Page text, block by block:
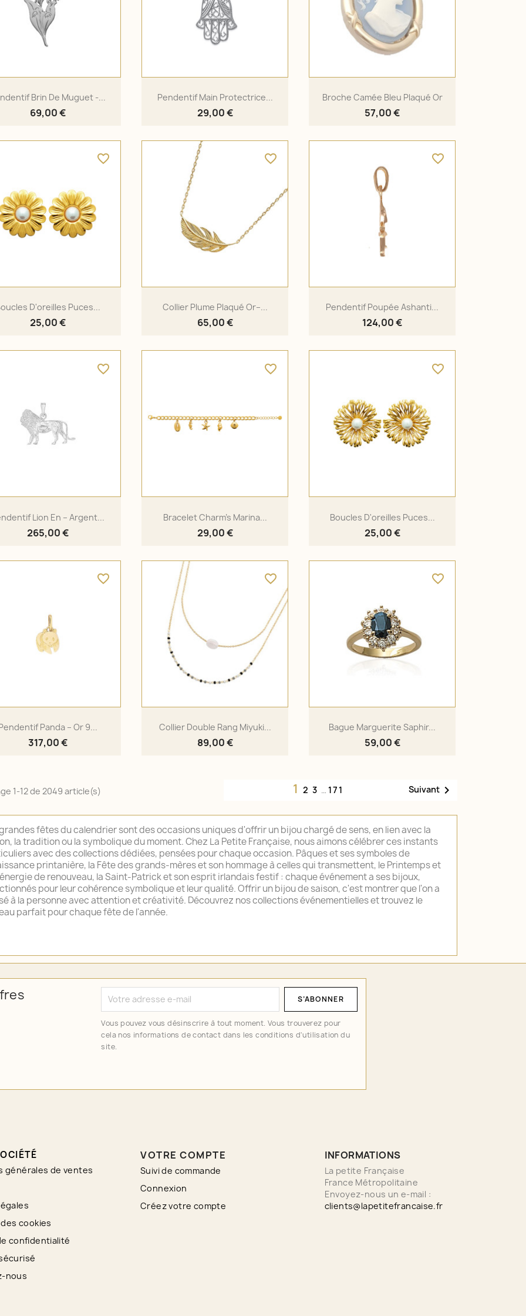
Brin De Muguet -...
69,00 €
Pendentif Main Protectrice...
29,00 €
Broche Camée Bleu Plaqué Or
57,00 €
D'oreilles Puces...
25,00 €
favorite_border
Collier Plume Plaqué Or–...
65,00 €
favorite_border
Pendentif Poupée Ashanti...
124,00 €
favorite_border
Lion En – Argent...
265,00 €
favorite_border
Bracelet Charm's Marina...
29,00 €
favorite_border
Boucles D'oreilles Puces...
25,00 €
favorite_border
Panda – Or 9...
317,00 €
favorite_border
Collier Double Rang Miyuki...
89,00 €
favorite_border
Bague Marguerite Saphir...
59,00 €
favorite_border
1-12 de 2049 article(s) 1 2 3 … 171 Suivant
fêtes du calendrier sont des occasions uniques d'offrir un bijou chargé de sens, en lien avec la
la tradition ou la symbolique du moment. Chez La Petite Française, nous aimons célébrer ces instants
avec des collections dédiées, pensées pour chaque occasion. Pâques et ses symboles de
printanière, la Fête des grands-mères et son hommage à celles qui transmettent, le Printemps et
de renouveau, la Saint-Patrick et son esprit irlandais festif : chaque événement a ses bijoux,
pour leur cohérence symbolique et leur qualité. Offrir un bijou de saison, c'est montrer que l'on a
à la personne avec attention et créativité. Découvrez nos collections événementielles et trouvez le
parfait pour chaque fête de l'année.
Vous pouvez vous désinscrire à tout moment. Vous trouverez pour
cela nos informations de contact dans les conditions d'utilisation du
site.
générales de ventes
cookies
confidentialité
nous
VOTRE COMPTE
Suivi de commande
Connexion
Créez votre compte
INFORMATIONS
La petite Française
France Métropolitaine
Envoyez-nous un e-mail :
clients@lapetitefrancaise.fr